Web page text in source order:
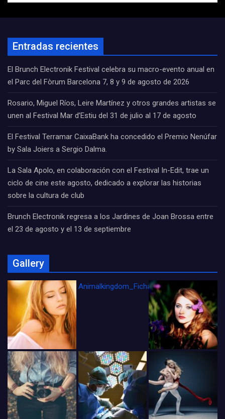
Entradas recientes
El Brunch Electronik Festival celebra su macro-evento anual en
el Parc del Fòrum Barcelona 7, 8 y 9 de agosto de 2026
Rosario, Miguel Ríos, Leire Martínez y otros grandes artistas se
unen al Festival Mar d’Estiu del 31 de julio al 17 de agosto
El Festival Terramar CaixaBank ha concedido el Premio Nenúfar
by Sala Joiers a Sergio Dalma.
La Sala Apolo, en colaboración con el Festival In-Edit, trae un
ciclo de cine este agosto, dedicado a explorar las historias
sobre la cultura de club
Brunch Electronik regresa a los Jardines de Joan Brossa entre
el 23 de agosto y el 13 de septiembre
Gallery
Animalkingdom_FichaCine